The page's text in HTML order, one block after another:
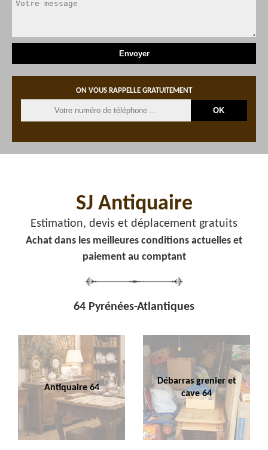
ON VOUS RAPPELLE GRATUITEMENT
SJ Antiquaire
Estimation, devis et déplacement gratuits
Achat dans les meilleures conditions actuelles et
paiement au comptant
64 Pyrénées-Atlantiques
Antiquaire 64
Débarras grenier et
cave 64